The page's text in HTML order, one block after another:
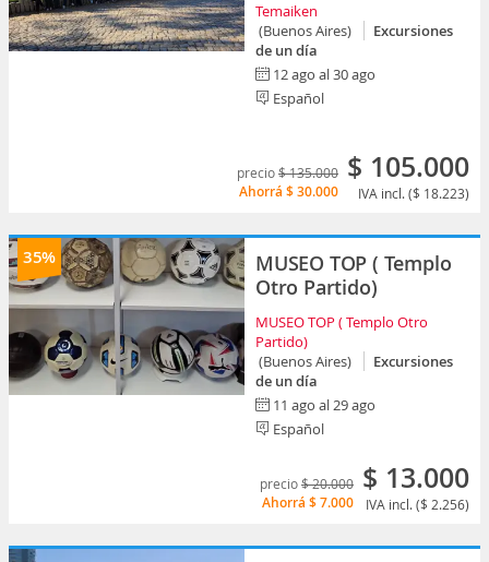
Temaiken
(Buenos Aires)
Excursiones
de un día
12 ago al 30 ago
Español
precio$ 135.000
Ahorrá $ 30.000
$ 105.000
IVA incl. ($ 18.223)
35%
MUSEO TOP ( Templo
Otro Partido)
MUSEO TOP ( Templo Otro
Partido)
(Buenos Aires)
Excursiones
de un día
11 ago al 29 ago
Español
precio$ 20.000
Ahorrá $ 7.000
$ 13.000
IVA incl. ($ 2.256)